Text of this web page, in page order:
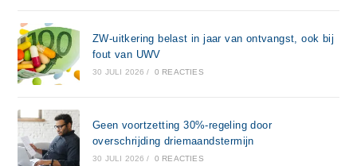
ZW-uitkering belast in jaar van ontvangst, ook bij
fout van UWV
30 JULI 2026 / 0 REACTIES
Geen voortzetting 30%-regeling door
overschrijding driemaandstermijn
30 JULI 2026 / 0 REACTIES